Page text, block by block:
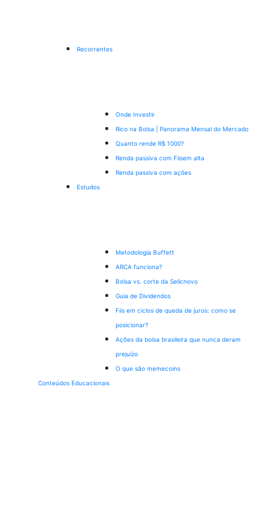
Recorrentes
Onde Investir
Rico na Bolsa | Panorama Mensal do Mercado
Quanto rende R$ 1000?
Renda passiva com Fiisem alta
Renda passiva com ações
Estudos
Metodologia Buffett
ARCA funciona?
Bolsa vs. corte da Selicnovo
Guia de Dividendos
Fiis em ciclos de queda de juros: como se
posicionar?
Ações da bolsa brasileira que nunca deram
prejuízo
O que são memecoins
Conteúdos Educacionais